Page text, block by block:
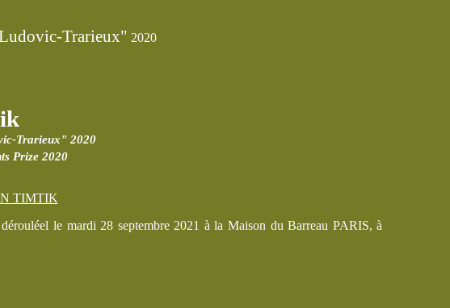
Trarieux" 2020
Trarieux" 2020
Prize 2020
TIMTIK
le mardi 28 septembre 2021 à la Maison du Barreau PARIS, à